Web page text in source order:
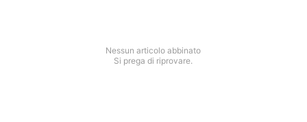
Nessun articolo abbinato
Si prega di riprovare.